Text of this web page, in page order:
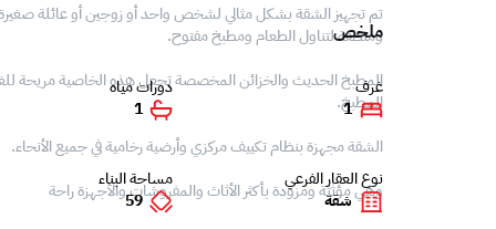
تم تجهيز الشقة بشكل مثالي لشخص واحد أو زوجين أو عائلة
ومنطقة لتناول الطعام ومطبخ مفتوح.
المطبخ الحديث والخزائن المخصصة تجعل هذه الخاصية مريحة
المطبخ.
الشقة مجهزة بنظام تكييف مركزي وأرضية رخامية في جميع الأنحاء.
وهي مؤثثة ومزودة بأكثر الأثاث والمفروشات والأجهزة راحة
ملخص
غرف
1
دورات مياه
1
نوع العقار الفرعي
شقة
مساحة البناء
59